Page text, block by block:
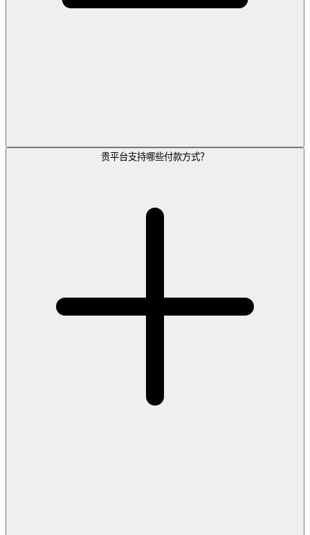
贵平台支持哪些付款方式？